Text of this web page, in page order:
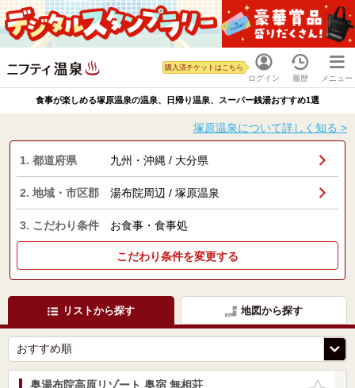
ログイン
購入済チケットはこちら
履歴 メニュー
食事が楽しめる塚原温泉の温泉、日帰り温泉、スーパー銭湯おすすめ1選
塚原温泉について詳しく知る >
1. 都道府県 九州・沖縄 / 大分県
2. 地域・市区郡 湯布院周辺 / 塚原温泉
3. こだわり条件 お食事・食事処
こだわり条件を変更する
リストから探す 地図から探す
お気に入
奥湯布院高原リゾート 奥宿 無相荘